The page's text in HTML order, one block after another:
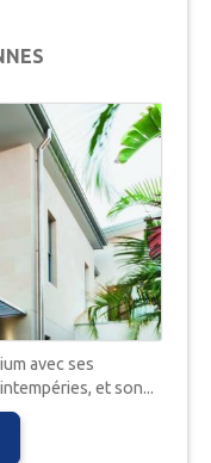
avec ses
et son...